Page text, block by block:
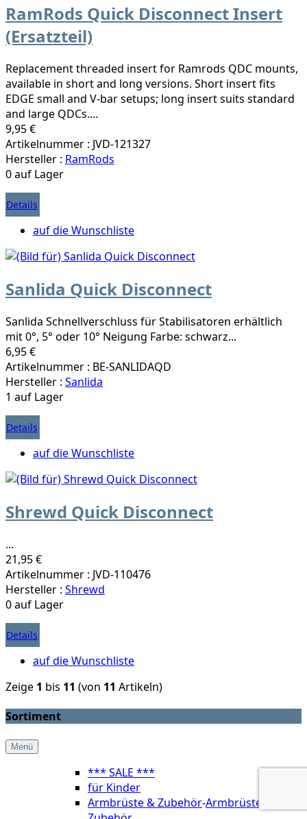
RamRods Quick Disconnect Insert
(Ersatzteil)
Replacement threaded insert for Ramrods QDC mounts,
available in short and long versions. Short insert fits
EDGE small and V-bar setups; long insert suits standard
and large QDCs....
9,95 €
Artikelnummer : JVD-121327
Hersteller : RamRods
0 auf Lager
Details
auf die Wunschliste
Sanlida Quick Disconnect
Sanlida Schnellverschluss für Stabilisatoren erhältlich
mit 0°, 5° oder 10° Neigung Farbe: schwarz...
6,95 €
Artikelnummer : BE-SANLIDAQD
Hersteller : Sanlida
1 auf Lager
Details
auf die Wunschliste
Shrewd Quick Disconnect
...
21,95 €
Artikelnummer : JVD-110476
Hersteller : Shrewd
0 auf Lager
Details
auf die Wunschliste
Zeige 1 bis 11 (von 11 Artikeln)
Sortiment
Menü
*** SALE ***
für Kinder
Armbrüste & Zubehör-Armbrüste &